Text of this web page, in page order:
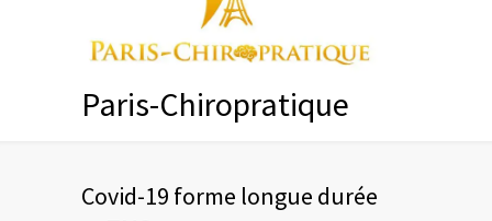
Paris-Chiropratique
Covid-19 forme longue durée